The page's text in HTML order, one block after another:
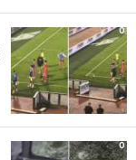
0
0